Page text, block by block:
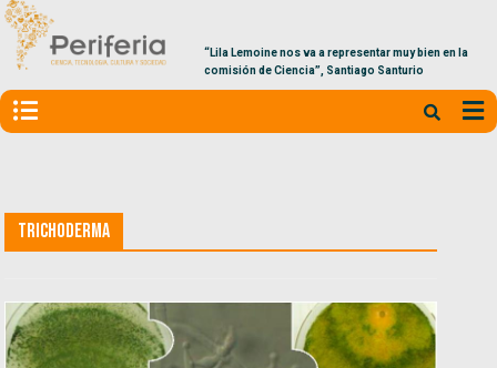
“Lila Lemoine nos va a representar muy bien en la
comisión de Ciencia”, Santiago Santurio
Trichoderma